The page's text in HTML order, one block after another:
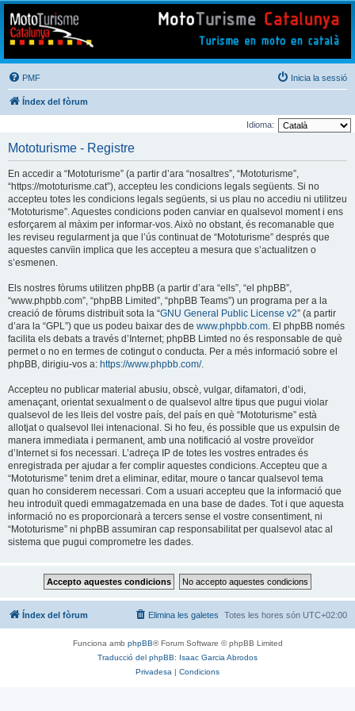
Mototurisme
Turisme en moto en català
PMF Inicia la sessió
Índex del fòrum
Idioma:
Mototurisme - Registre
En accedir a “Mototurisme” (a partir d’ara “nosaltres”, “Mototurisme”,
“https://mototurisme.cat”), accepteu les condicions legals següents. Si no
accepteu totes les condicions legals següents, si us plau no accediu ni utilitzeu
“Mototurisme”. Aquestes condicions poden canviar en qualsevol moment i ens
esforçarem al màxim per informar-vos. Això no obstant, és recomanable que
les reviseu regularment ja que l’ús continuat de “Mototurisme” després que
aquestes canvïin implica que les accepteu a mesura que s’actualitzen o
s’esmenen.
Els nostres fòrums utilitzen phpBB (a partir d’ara “ells”, “el phpBB”,
“www.phpbb.com”, “phpBB Limited”, “phpBB Teams”) un programa per a la
creació de fòrums distribuït sota la “GNU General Public License v2” (a partir
d’ara la “GPL”) que us podeu baixar des de www.phpbb.com. El phpBB només
facilita els debats a través d’Internet; phpBB Limted no és responsable de què
permet o no en termes de cotingut o conducta. Per a més informació sobre el
phpBB, dirigiu-vos a: https://www.phpbb.com/.
Accepteu no publicar material abusiu, obscè, vulgar, difamatori, d’odi,
amenaçant, orientat sexualment o de qualsevol altre tipus que pugui violar
qualsevol de les lleis del vostre país, del país en què “Mototurisme” està
allotjat o qualsevol llei intenacional. Si ho feu, és possible que us expulsin de
manera immediata i permanent, amb una notificació al vostre proveïdor
d’Internet si fos necessari. L’adreça IP de totes les vostres entrades és
enregistrada per ajudar a fer complir aquestes condicions. Accepteu que a
“Mototurisme” tenim dret a eliminar, editar, moure o tancar qualsevol tema
quan ho considerem necessari. Com a usuari accepteu que la informació que
heu introduït quedi emmagatzemada en una base de dades. Tot i que aquesta
informació no es proporcionarà a tercers sense el vostre consentiment, ni
“Mototurisme” ni phpBB assumiran cap responsabilitat per qualsevol atac al
sistema que pugui comprometre les dades.
Índex del fòrum Totes les hores són UTC+02:00
Elimina les galetes
Funciona amb phpBB® Forum Software © phpBB Limited
Traducció del phpBB: Isaac Garcia Abrodos
Privadesa | Condicions